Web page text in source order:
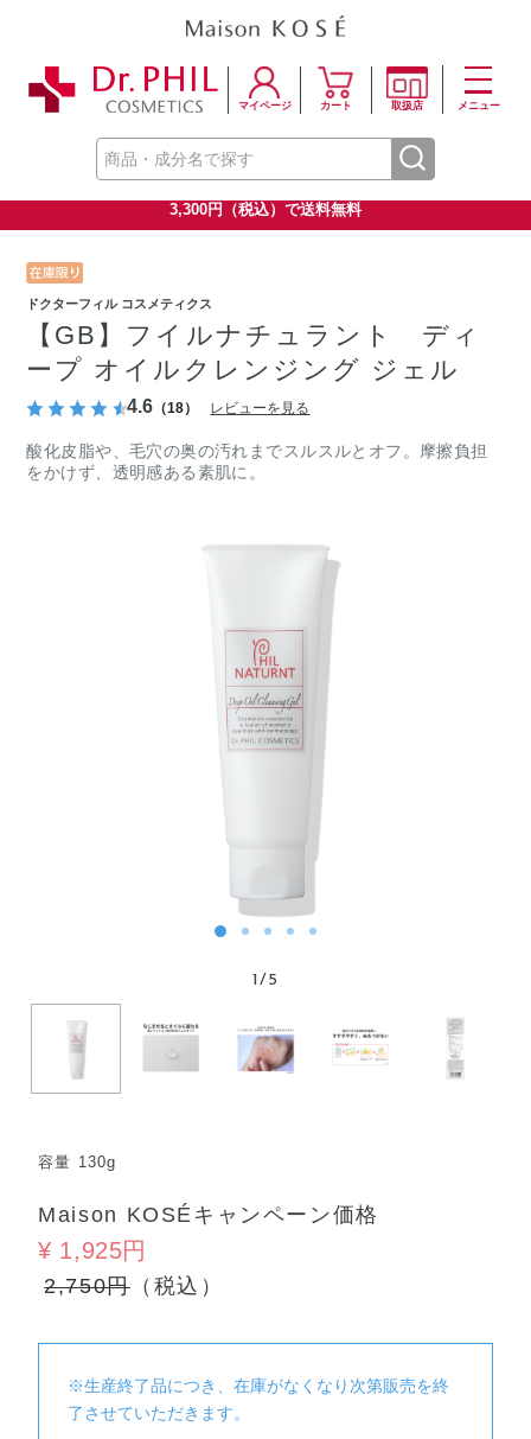
マイページ カート 取扱店 メニュー
3,300円（税込）で送料無料
ドクターフィル コスメティクス
【GB】フイルナチュラント ディ
ープ オイルクレンジング ジェル
4.6 （18） レビューを見る
酸化皮脂や、毛穴の奥の汚れまでスルスルとオフ。摩擦負担
をかけず、透明感ある素肌に。
1/ 5
容量 130g
Maison KOSÉキャンペーン価格
¥ 1,925円
2,750円（税込）
※生産終了品につき、在庫がなくなり次第販売を終
了させていただきます。